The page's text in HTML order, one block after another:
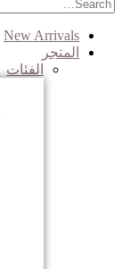
New Arrivals
المتجر
الفئات